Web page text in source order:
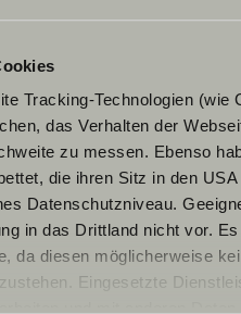
Tracking-Technologien (wie
das Verhalten der
zu messen. Ebenso
die ihren Sitz in den
Datenschutzniveau.
in das Drittland nicht vor.
da diesen möglicherweise
Eingesetzte
an Inhalten,
(z.B.
Kontaktdaten (z.B.
Inhaltsdaten (z.B.
Analyse,
und Auswertung der